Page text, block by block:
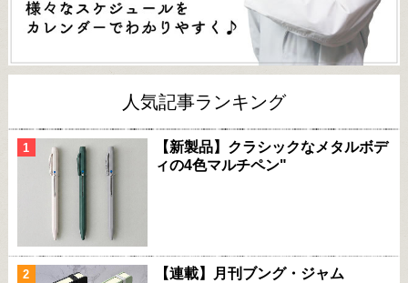
人気記事ランキング
【新製品】クラシックなメタルボデ
ィの4色マルチペン"
【連載】月刊ブング・ジャム